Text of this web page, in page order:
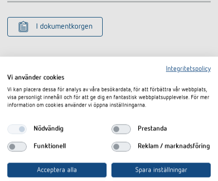
I dokumentkorgen
Liknande produkter
Integritetspolicy
Vi använder cookies
Vi kan placera dessa för analys av våra besökardata, för att förbättra vår webbplats,
visa personligt innehåll och för att ge dig en fantastisk webbplatsupplevelse. För mer
information om cookies använder vi öppna inställningarna.
Nödvändig Prestanda
Funktionell Reklam / marknadsföring
Acceptera alla Spara inställningar